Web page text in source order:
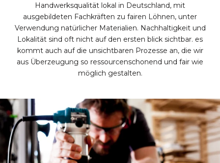
Handwerksqualität lokal in Deutschland, mit
ausgebildeten Fachkräften zu fairen Löhnen, unter
Verwendung natürlicher Materialien. Nachhaltigkeit und
Lokalität sind oft nicht auf den ersten blick sichtbar. es
kommt auch auf die unsichtbaren Prozesse an, die wir
aus Überzeugung so ressourcenschonend und fair wie
möglich gestalten.